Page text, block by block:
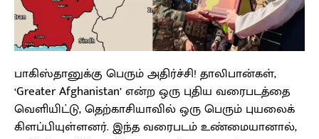
பாகிஸ்தானுக்கு பெரும் அதிர்ச்சி! தாலிபான்கள்,
‘Greater Afghanistan’ என்ற ஒரு புதிய வரைபடத்தை
வெளியிட்டு, தெற்காசியாவில் ஒரு பெரும் புயலைக்
கிளப்பியுள்ளனர். இந்த வரைபடம் உண்மையானால்,